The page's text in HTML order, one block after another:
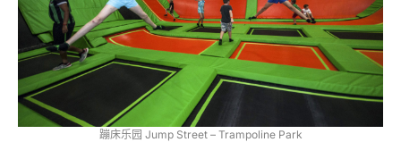
蹦床乐园 Jump Street – Trampoline Park